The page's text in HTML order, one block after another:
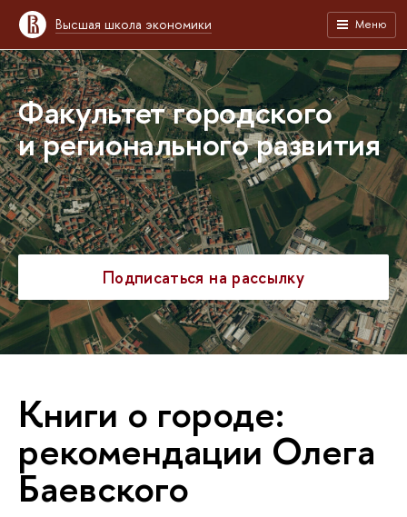
Высшая школа экономики Меню
Факультет городского
и регионального развития
Подписаться на рассылку
Книги о городе:
рекомендации Олега
Баевского